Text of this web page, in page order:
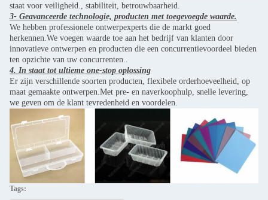
staat voor veiligheid., stabiliteit, betrouwbaarheid.
3- Geavanceerde technologie, producten met toegevoegde waarde.
We hebben professionele ontwerpexperts die de markt goed
herkennen.We voegen waarde toe aan het bedrijf van klanten door
innovatieve ontwerpen en producten die een concurrentievoordeel bieden
ten opzichte van uw concurrenten..
4. In staat tot ultieme one-stop oplossing
Er zijn verschillende soorten producten, flexibele orderhoeveelheid, op
maat gemaakte ontwerpen.Met pre- en naverkoophulp, snelle levering,
we geven om de klant tevredenheid en voordelen.
Tags: